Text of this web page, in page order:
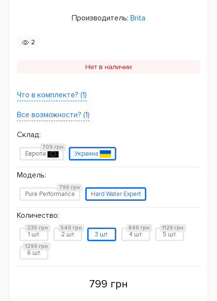
Производитель: Brita
2
Нет в наличии
Что в комплекте? (1)
Все возможности? (1)
Склад:
Европа
709 грн
Украина
Модель:
Pure Performance
799 грн
Hard Water Expert
Количество:
1 шт.
235 грн
2 шт.
549 грн
3 шт. 4 шт.
849 грн
5 шт.
1129 грн
6 шт.
1299 грн
799 грн